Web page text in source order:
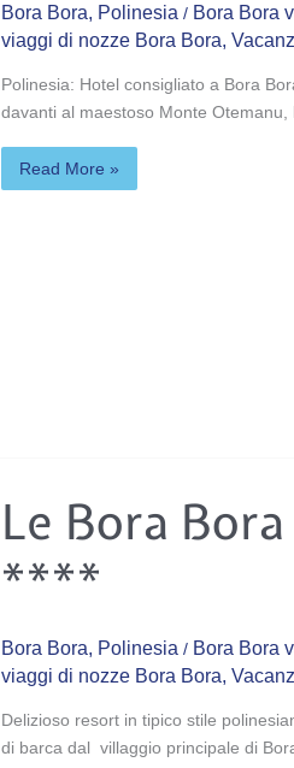
Bora Bora, Polinesia / Bora Bora
viaggi di nozze Bora Bora,
Polinesia: Hotel consigliato a Bora
davanti al maestoso Monte Otemanu,
Read More »
Le Bora
****
Bora Bora, Polinesia / Bora Bora
viaggi di nozze Bora Bora,
Delizioso resort in tipico stile
di barca dal villaggio principale di
Bora
Bora
Pearl
Resorts